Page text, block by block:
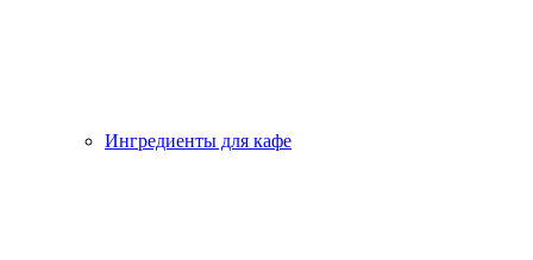
Ингредиенты для кафе